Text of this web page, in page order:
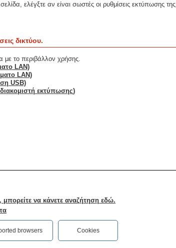
ελέγξτε αν είναι σωστές οι ρυθμίσεις εκτύπωσης
δικτύου.
με το περιβάλλον χρήσης.
LAN)
LAN)
USB)
εκτύπωσης)
να κάνετε αναζήτηση εδώ.
browsers Cookies